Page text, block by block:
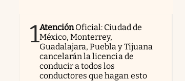
1AtenciónOficial: Ciudad de
México, Monterrey,
Guadalajara, Puebla y Tijuana
cancelarán la licencia de
conducir a todos los
conductores que hagan esto